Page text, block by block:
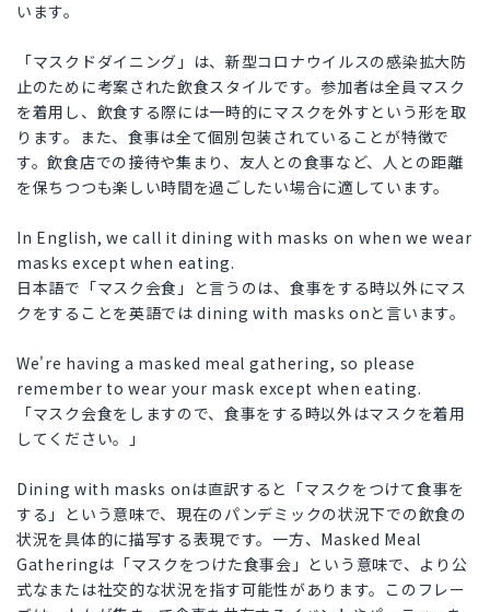
います。
「マスクドダイニング」は、新型コロナウイルスの感染拡大防
止のために考案された飲食スタイルです。参加者は全員マスク
を着用し、飲食する際には一時的にマスクを外すという形を取
ります。また、食事は全て個別包装されていることが特徴で
す。飲食店での接待や集まり、友人との食事など、人との距離
を保ちつつも楽しい時間を過ごしたい場合に適しています。
In English, we call it dining with masks on when we wear
masks except when eating.
日本語で「マスク会食」と言うのは、食事をする時以外にマス
クをすることを英語では dining with masks onと言います。
We're having a masked meal gathering, so please
remember to wear your mask except when eating.
「マスク会食をしますので、食事をする時以外はマスクを着用
してください。」
Dining with masks onは直訳すると「マスクをつけて食事を
する」という意味で、現在のパンデミックの状況下での飲食の
状況を具体的に描写する表現です。一方、Masked Meal
Gatheringは「マスクをつけた食事会」という意味で、より公
式なまたは社交的な状況を指す可能性があります。このフレー